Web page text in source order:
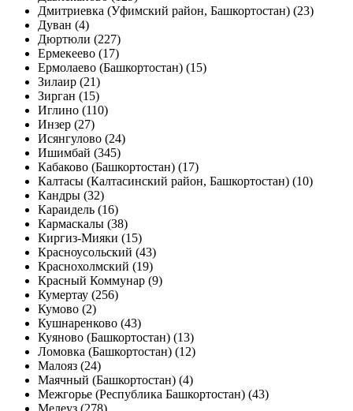
Дмитриевка (Уфимский район, Башкортостан) (23)
Дуван (4)
Дюртюли (227)
Ермекеево (17)
Ермолаево (Башкортостан) (15)
Зилаир (21)
Зирган (15)
Иглино (110)
Инзер (27)
Исянгулово (24)
Ишимбай (345)
Кабаково (Башкортостан) (17)
Калтасы (Калтасинский район, Башкортостан) (10)
Кандры (32)
Караидель (16)
Кармаскалы (38)
Киргиз-Мияки (15)
Красноусольский (43)
Краснохолмский (19)
Красный Коммунар (9)
Кумертау (256)
Кумово (2)
Кушнаренково (43)
Куяново (Башкортостан) (13)
Ломовка (Башкортостан) (12)
Малояз (24)
Маячный (Башкортостан) (4)
Межгорье (Республика Башкортостан) (43)
Мелеуз (278)